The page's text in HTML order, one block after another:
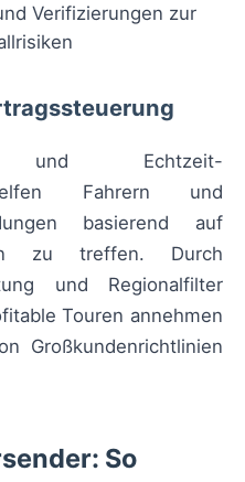
Verifizierungen zur
und Echtzeit-
Fahrern und
basierend auf
zu treffen. Durch
und Regionalfilter
Touren annehmen
Großkundenrichtlinien
So